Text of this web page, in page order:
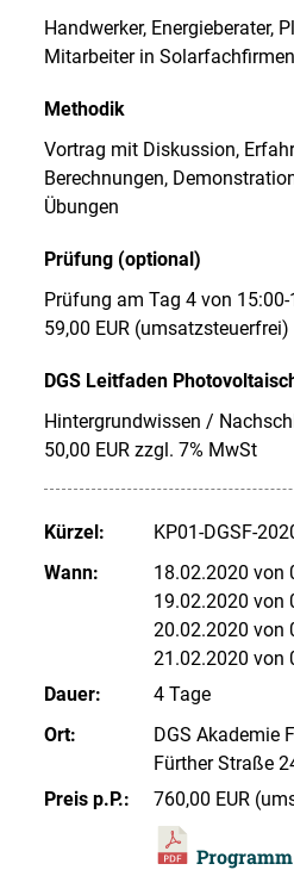
Handwerker, Energieberater,
Mitarbeiter in
Methodik
Vortrag mit Diskussion,
Berechnungen,
Übungen
Prüfung (optional)
Prüfung am Tag 4 von 15:00-
59,00 EUR (umsatzsteuerfrei)
DGS Leitfaden
Hintergrundwissen /
50,00 EUR zzgl. 7% MwSt
Kürzel:
KP01-DGSF-
Wann:
18.02.2020 von
19.02.2020 von
20.02.2020 von
21.02.2020 von
Dauer:
4 Tage
Ort:
DGS Akademie
Fürther Straße
Preis p.P.:
760,00 EUR
Programm